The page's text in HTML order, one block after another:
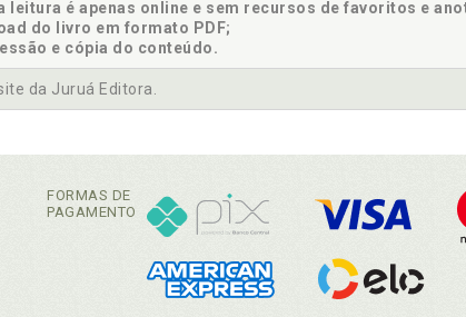
leitura é apenas online e sem recursos de favoritos e
do livro em formato PDF;
e cópia do conteúdo.
da Juruá Editora.
FORMAS DE
PAGAMENTO